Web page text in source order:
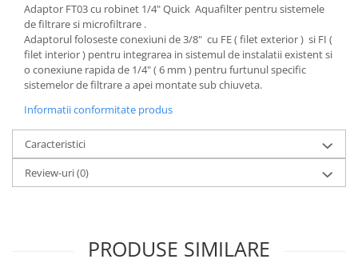
Adaptor FT03 cu robinet 1/4" Quick Aquafilter pentru sistemele
de filtrare si microfiltrare .
Adaptorul foloseste conexiuni de 3/8" cu FE ( filet exterior ) si FI (
filet interior ) pentru integrarea in sistemul de instalatii existent si
o conexiune rapida de 1/4" ( 6 mm ) pentru furtunul specific
sistemelor de filtrare a apei montate sub chiuveta.
Informatii conformitate produs
Caracteristici
Review-uri(0)
PRODUSE SIMILARE